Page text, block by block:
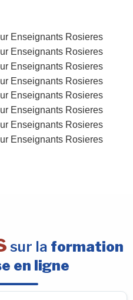
sur la formation
en ligne